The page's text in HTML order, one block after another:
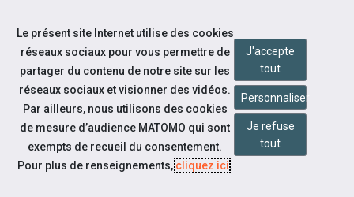
Aller au contenu
Notre actualité
JOB DATING DÉDIÉ AUX
Le présent site Internet utilise des cookies
réseaux sociaux pour vous permettre de
partager du contenu de notre site sur les
réseaux sociaux et visionner des vidéos.
Par ailleurs, nous utilisons des cookies
de mesure d’audience MATOMO qui sont
exempts de recueil du consentement.
Pour plus de renseignements,cliquez ici.
J'accepte
tout
Personnaliser
Je refuse
tout